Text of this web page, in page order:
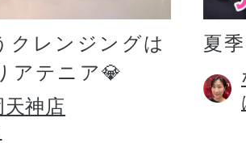
クレンジングは
アテニア💎
神店
夏